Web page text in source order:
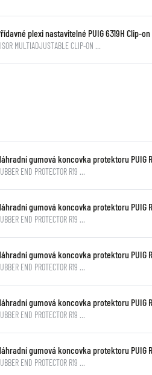
plexi nastavitelné PUIG 6319H Clip-
MULTIADJUSTABLE CLIP-ON …
gumová koncovka protektoru PUIG
END PROTECTOR R19 …
gumová koncovka protektoru PUIG
END PROTECTOR R19 …
gumová koncovka protektoru PUIG
END PROTECTOR R19 …
gumová koncovka protektoru PUIG
END PROTECTOR R19 …
gumová koncovka protektoru PUIG
END PROTECTOR R19 …